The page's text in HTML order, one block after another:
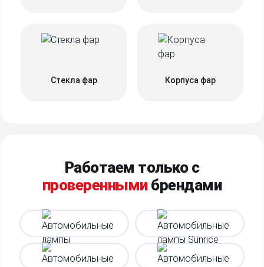
Стекла фар Корпуса фар
Работаем только с
провереннымибрендами